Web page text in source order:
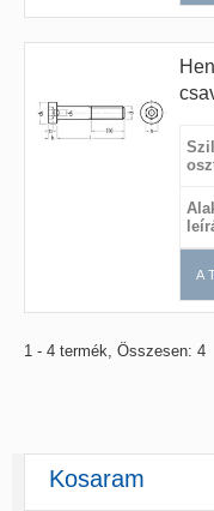
A
1 - 4 termék, Összesen: 4
Kosaram